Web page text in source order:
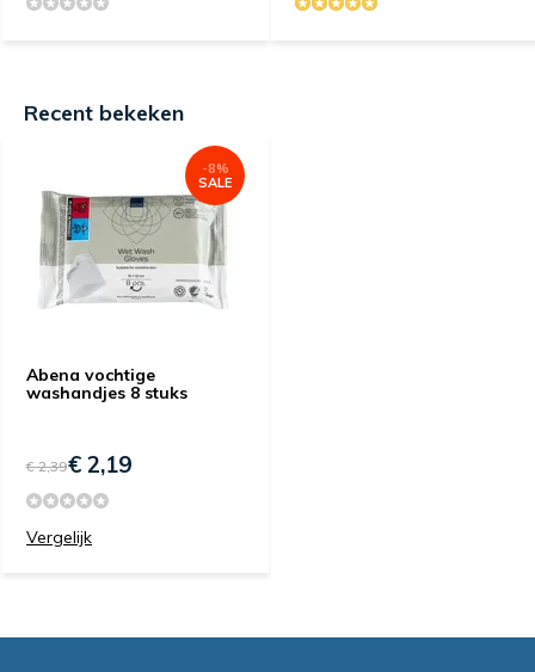
Recent bekeken
Abena vochtige
washandjes 8 stuks
-8%
SALE
€ 2,39€ 2,19
Vergelijk